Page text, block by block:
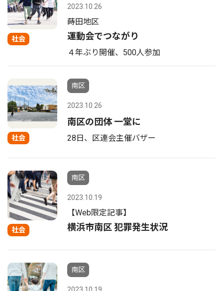
社会
2023.10.26
蒔田地区
運動会でつながり
４年ぶり開催、500人参加
社会
南区
2023.10.26
南区の団体 一堂に
28日、区連会主催バザー
社会
南区
2023.10.19
【Web限定記事】
横浜市南区 犯罪発生状況
南区